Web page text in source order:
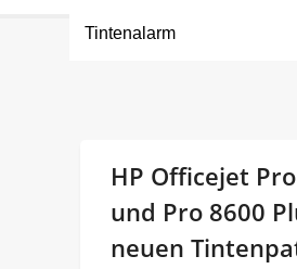
HP Officejet
und Pro 8600
neuen